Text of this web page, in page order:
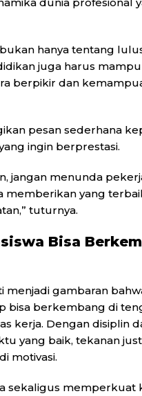
hanya tentang
juga harus mampu
berpikir dan
pesan sederhana
ingin berprestasi.
jangan menunda
memberikan yang
tuturnya.
Bisa
menjadi gambaran
bisa berkembang di
kerja. Dengan disiplin
yang baik, tekanan
motivasi.
sekaligus memperkuat